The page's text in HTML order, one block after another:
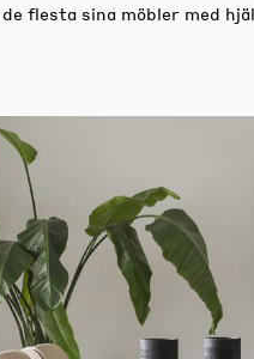
flesta sina möbler med